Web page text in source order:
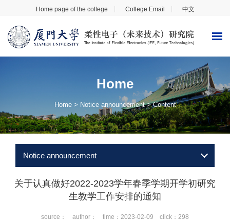
Home page of the college College Email 中文
Home
Home> Notice announcement> Content
Notice announcement
关于认真做好2022-2023学年春季学期开学初研究
生教学工作安排的通知
source： author： time：2023-02-09 click： 298